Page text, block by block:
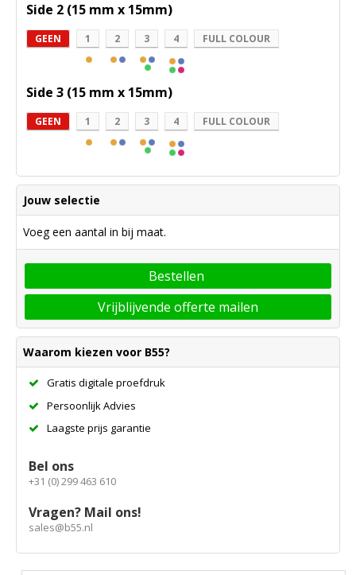
Side 2 (15 mm x 15mm)
GEEN 1 2 3 4 FULL COLOUR
Side 3 (15 mm x 15mm)
GEEN 1 2 3 4 FULL COLOUR
Jouw selectie
Voeg een aantal in bij maat.
Bestellen
Vrijblijvende offerte mailen
Waarom kiezen voor B55?
Gratis digitale proefdruk
Persoonlijk Advies
Laagste prijs garantie
Bel ons
+31 (0) 299 463 610
Vragen? Mail ons!
sales@b55.nl